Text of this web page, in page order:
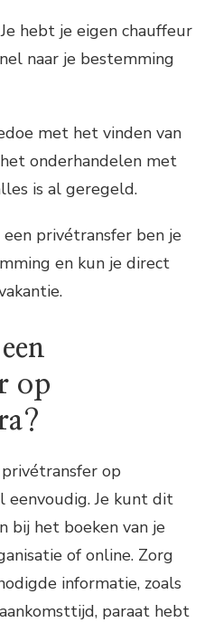
Je hebt je eigen chauffeur
naar je bestemming
met het vinden van
onderhandelen met
is al geregeld.
privétransfer ben je
en kun je direct
op
op
eenvoudig. Je kunt dit
bij het boeken van je
of online. Zorg
informatie, zoals
paraat hebt